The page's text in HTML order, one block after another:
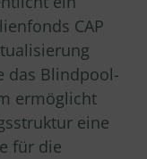
CAP
das Blindpool-
ermöglicht
eine
für die